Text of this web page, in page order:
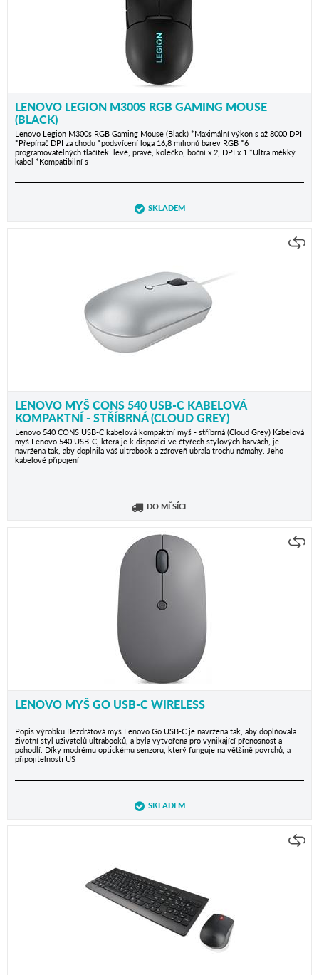
LENOVO LEGION M300S RGB GAMING MOUSE
(BLACK)
Lenovo Legion M300s RGB Gaming Mouse (Black) *Maximální výkon s až 8000 DPI
*Přepínač DPI za chodu *podsvícení loga 16,8 milionů barev RGB *6
programovatelných tlačítek: levé, pravé, kolečko, boční x 2, DPI x 1 *Ultra měkký
kabel *Kompatibilní s
SKLADEM
LENOVO MYŠ CONS 540 USB-C KABELOVÁ
KOMPAKTNÍ - STŘÍBRNÁ (CLOUD GREY)
Lenovo 540 CONS USB-C kabelová kompaktní myš - stříbrná (Cloud Grey) Kabelová
myš Lenovo 540 USB-C, která je k dispozici ve čtyřech stylových barvách, je
navržena tak, aby doplnila váš ultrabook a zároveň ubrala trochu námahy. Jeho
kabelové připojení
DO MĚSÍCE
LENOVO MYŠ GO USB-C WIRELESS
Popis výrobku Bezdrátová myš Lenovo Go USB-C je navržena tak, aby doplňovala
životní styl uživatelů ultrabooků, a byla vytvořena pro vynikající přenosnost a
pohodlí. Díky modrému optickému senzoru, který funguje na většině povrchů, a
připojitelnosti US
SKLADEM